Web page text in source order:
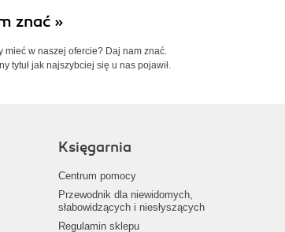
znać »
mieć w naszej ofercie? Daj nam znać.
tytuł jak najszybciej się u nas pojawił.
Księgarnia
Centrum pomocy
Przewodnik dla niewidomych,
słabowidzących i niesłyszących
Regulamin sklepu